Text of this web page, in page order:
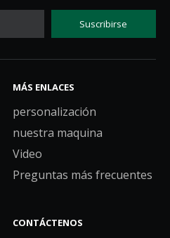
Suscribirse
MÁS ENLACES
personalización
nuestra maquina
Video
Preguntas más frecuentes
CONTÁCTENOS